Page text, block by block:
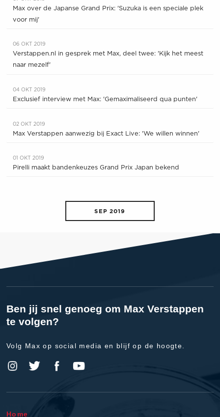
Max over de Japanse Grand Prix: 'Suzuka is een speciale plek
voor mij'
06 OKT 2019
Verstappen.nl in gesprek met Max, deel twee: 'Kijk het meest
naar mezelf'
04 OKT 2019
Exclusief interview met Max: 'Gemaximaliseerd qua punten'
02 OKT 2019
Max Verstappen aanwezig bij Exact Live: 'We willen winnen'
01 OKT 2019
Pirelli maakt bandenkeuzes Grand Prix Japan bekend
SEP 2019
Ben jij snel genoeg om Max Verstappen
te volgen?
Volg Max op social media en blijf op de hoogte.
Home